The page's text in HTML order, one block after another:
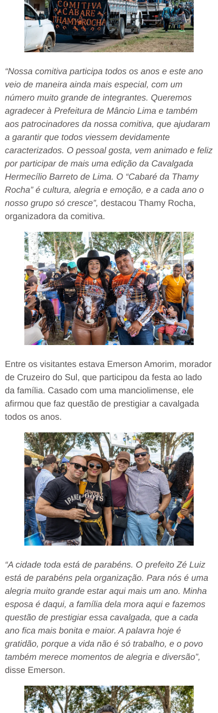
“Nossa comitiva participa todos os anos e este ano
veio de maneira ainda mais especial, com um
número muito grande de integrantes. Queremos
agradecer à Prefeitura de Mâncio Lima e também
aos patrocinadores da nossa comitiva, que ajudaram
a garantir que todos viessem devidamente
caracterizados. O pessoal gosta, vem animado e feliz
por participar de mais uma edição da Cavalgada
Hermecílio Barreto de Lima. O “Cabaré da Thamy
Rocha” é cultura, alegria e emoção, e a cada ano o
nosso grupo só cresce”, destacou Thamy Rocha,
organizadora da comitiva.
Entre os visitantes estava Emerson Amorim, morador
de Cruzeiro do Sul, que participou da festa ao lado
da família. Casado com uma manciolimense, ele
afirmou que faz questão de prestigiar a cavalgada
todos os anos.
“A cidade toda está de parabéns. O prefeito Zé Luiz
está de parabéns pela organização. Para nós é uma
alegria muito grande estar aqui mais um ano. Minha
esposa é daqui, a família dela mora aqui e fazemos
questão de prestigiar essa cavalgada, que a cada
ano fica mais bonita e maior. A palavra hoje é
gratidão, porque a vida não é só trabalho, e o povo
também merece momentos de alegria e diversão”,
disse Emerson.